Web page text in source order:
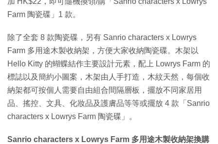
Farm 陶瓷碟」1 款。
除了全套 8 款陶瓷碟，另有 Sanrio characters x Lowrys
Farm 多用途木製收納架，方便大家收納陶瓷碟。木架以
Hello Kitty 的蝴蝶結作主要設計元素，配上 Lowrys Farm 的
標誌以及簡約小圖案，木架由人手打造，木紋天然，每個收
納架都可按個人需要自由組合間隔層板，擺放不同家居用
品、搖控、文具、化妝品及護膚品等等或擺放 4 款「Sanrio
characters x Lowrys Farm 陶瓷碟」。
Sanrio characters x Lowrys Farm 多用途木製收納架換購